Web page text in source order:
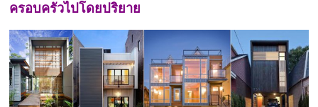
ครอบครัวไปโดยปริยาย